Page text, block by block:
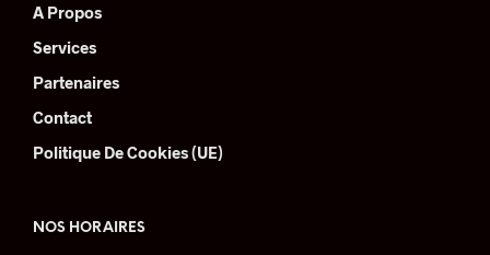
A Propos
Services
Partenaires
Contact
Politique De Cookies (UE)
NOS HORAIRES